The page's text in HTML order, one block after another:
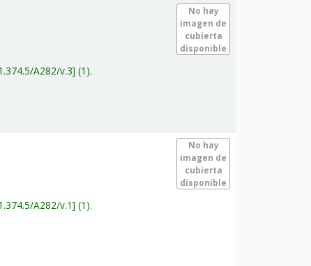
No hay
imagen de
cubierta
disponible
A282/v.3 (1).
No hay
imagen de
cubierta
disponible
A282/v.1 (1).